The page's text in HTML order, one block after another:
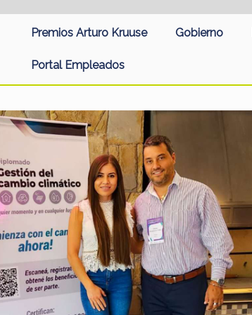
Premios Arturo Kruuse Gobierno
Portal Empleados